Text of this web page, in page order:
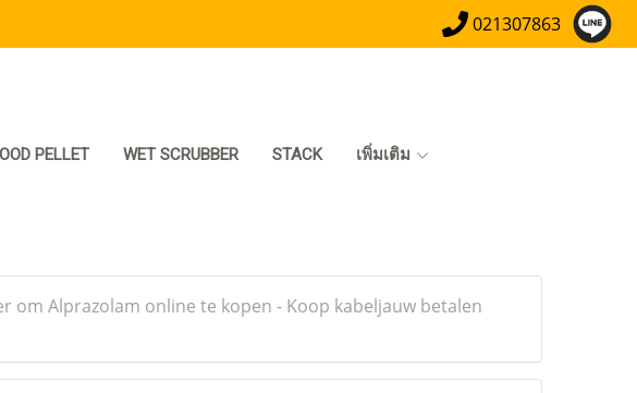
021307863
PELLET WET SCRUBBER STACK เพิ่มเติม
om Alprazolam online te kopen - Koop kabeljauw betalen